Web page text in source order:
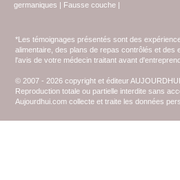
germaniques | Fausse couche |
*Les témoignages présentés sont des
alimentaire, des plans de repas contrôlés et
l'avis de votre médecin traitant avant
© 2007 - 2026 copyright et éditeur
Reproduction totale ou partielle interdite sans
Aujourdhui.com collecte et traite les données